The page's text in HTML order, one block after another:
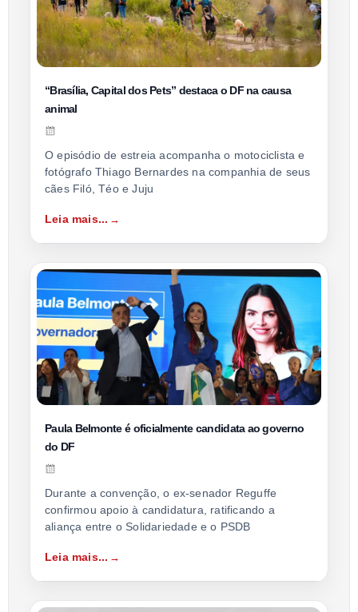
“Brasília, Capital dos Pets” destaca o DF na causa
animal
O episódio de estreia acompanha o motociclista e
fotógrafo Thiago Bernardes na companhia de seus
cães Filó, Téo e Juju
Leia mais...
Paula Belmonte é oficialmente candidata ao governo
do DF
Durante a convenção, o ex-senador Reguffe
confirmou apoio à candidatura, ratificando a
aliança entre o Solidariedade e o PSDB
Leia mais...